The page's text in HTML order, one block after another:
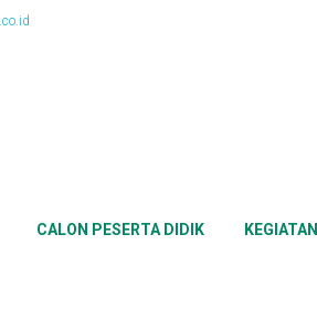
CALON PESERTA DIDIK KEGIATAN